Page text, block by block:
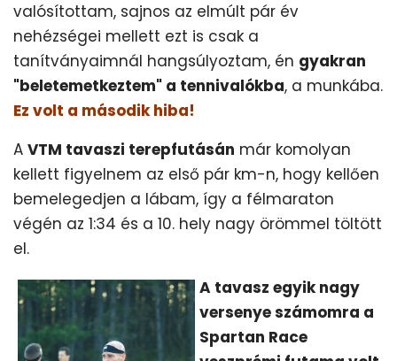
valósítottam, sajnos az elmúlt pár év
nehézségei mellett ezt is csak a
tanítványaimnál hangsúlyoztam, én gyakran
"beletemetkeztem" a tennivalókba, a munkába.
Ez volt a második hiba!
A VTM tavaszi terepfutásán már komolyan
kellett figyelnem az első pár km-n, hogy kellően
bemelegedjen a lábam, így a félmaraton
végén az 1:34 és a 10. hely nagy örömmel töltött
el.
A tavasz egyik nagy
versenye számomra a
Spartan Race